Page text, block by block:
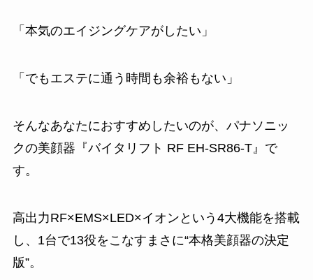
「本気のエイジングケアがしたい」
「でもエステに通う時間も余裕もない」
そんなあなたにおすすめしたいのが、パナソニッ
クの美顔器『バイタリフト RF EH-SR86-T』で
す。
高出力RF×EMS×LED×イオンという4大機能を搭載
し、1台で13役をこなすまさに“本格美顔器の決定
版”。